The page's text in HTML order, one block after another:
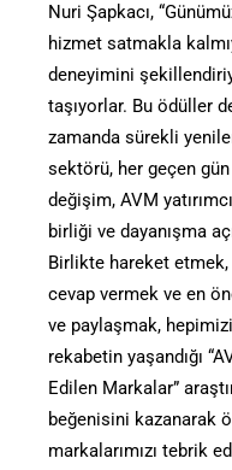
Nuri Şapkacı,
hizmet satmakla
deneyimini
taşıyorlar. Bu ödüller
zamanda sürekli
sektörü, her geçen
değişim, AVM
birliği ve dayanışma
Birlikte hareket
cevap vermek ve en
ve paylaşmak,
rekabetin yaşandığı
Edilen Markalar”
beğenisini kazanarak
markalarımızı tebrik